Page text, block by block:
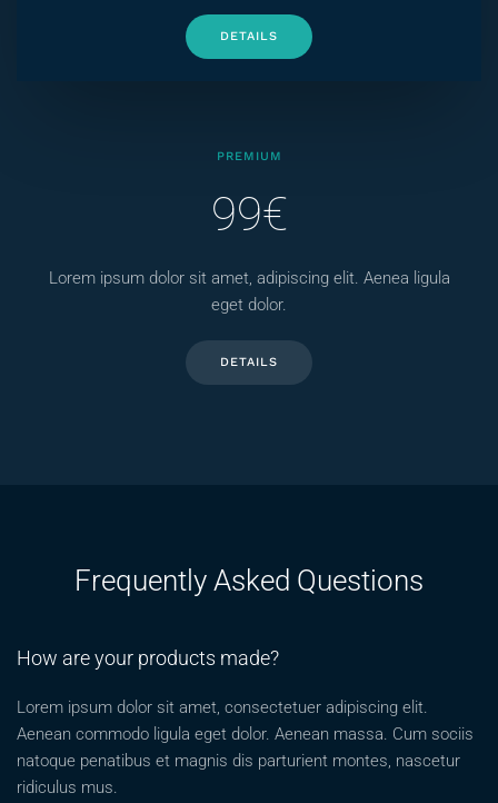
DETAILS
PREMIUM
99€
Lorem ipsum dolor sit amet, adipiscing elit. Aenea ligula
eget dolor.
DETAILS
Frequently Asked Questions
How are your products made?
Lorem ipsum dolor sit amet, consectetuer adipiscing elit.
Aenean commodo ligula eget dolor. Aenean massa. Cum sociis
natoque penatibus et magnis dis parturient montes, nascetur
ridiculus mus.